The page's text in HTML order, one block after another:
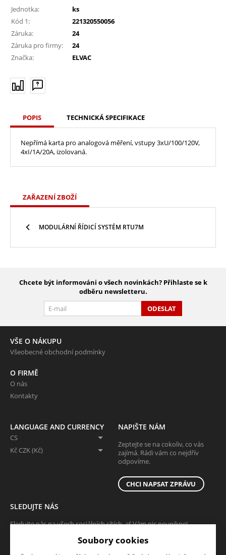
Jednotka:
ks
Kód 1:
221320550056
Záruka:
24
Záruka pro firmy:
24
Značka:
ELVAC
POPIS TECHNICKÁ SPECIFIKACE
Nepřímá karta pro analogová měření, vstupy 3xU/100/120V,
4xI/1A/20A, izolovaná.
ZAŘAZENÍ ZBOŽÍ
MODULÁRNÍ ŘÍDICÍ SYSTÉM RTU7M
Chcete být informováni o všech novinkách? Přihlaste se k
odběru newsletteru.
ODESLAT
VŠE O NÁKUPU
Všeobecné obchodní podmínky
O FIRMĚ
O nás
Kontakty
LANGUAGE AND CURRENCY
CS
Kč CZK (Kč)
NAPIŠTE NÁM
Zeptejte se na cokoliv, co vás
zajímá. Rádi vám co nejdřív
odpovíme.
CHCI NAPSAT ZPRÁVU
SLEDUJTE NÁS
Sledujte nás na všech sociálních sítích, ať Vám nic neunikne!
Soubory cookies